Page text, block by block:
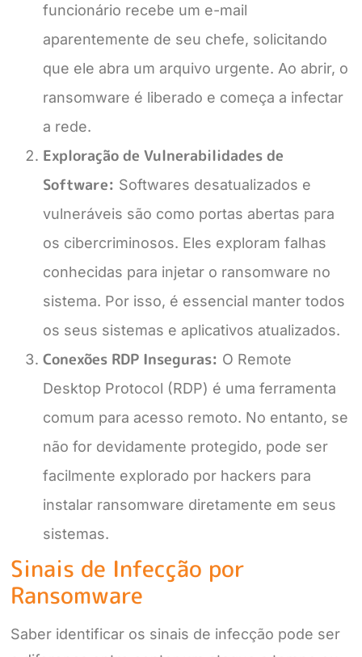
funcionário recebe um e-mail
aparentemente de seu chefe, solicitando
que ele abra um arquivo urgente. Ao abrir, o
ransomware é liberado e começa a infectar
a rede.
Exploração de Vulnerabilidades de
Software: Softwares desatualizados e
vulneráveis são como portas abertas para
os cibercriminosos. Eles exploram falhas
conhecidas para injetar o ransomware no
sistema. Por isso, é essencial manter todos
os seus sistemas e aplicativos atualizados.
Conexões RDP Inseguras: O Remote
Desktop Protocol (RDP) é uma ferramenta
comum para acesso remoto. No entanto, se
não for devidamente protegido, pode ser
facilmente explorado por hackers para
instalar ransomware diretamente em seus
sistemas.
Sinais de Infecção por
Ransomware
Saber identificar os sinais de infecção pode ser